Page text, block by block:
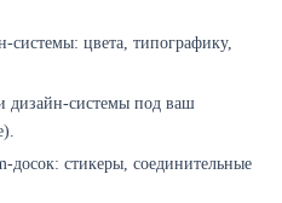
системы: цвета, типографику,
дизайн-системы под ваш
досок: стикеры, соединительные